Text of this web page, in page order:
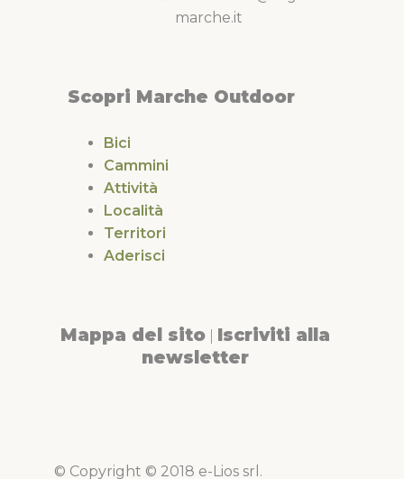
marche.it
Scopri Marche Outdoor
Bici
Cammini
Attività
Località
Territori
Aderisci
Mappa del sito Iscriviti alla
newsletter
© Copyright © 2018 e-Lios srl.